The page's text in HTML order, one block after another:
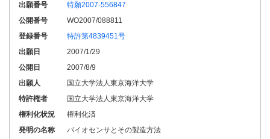
出願番号
特願2007-556847
公開番号
WO2007/088811
登録番号
特許第4839451号
出願日
2007/1/29
公開日
2007/8/9
出願人
国立大学法人東京海洋大学
特許権者
国立大学法人東京海洋大学
権利化状況
権利化済
発明の名称
バイオセンサとその製造方法